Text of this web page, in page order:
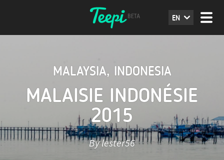
EN
MALAYSIA, INDONESIA
MALAISIE INDONÉSIE
2015
By lester56